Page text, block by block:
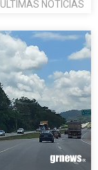
ÚLTIMAS NOTÍCIAS